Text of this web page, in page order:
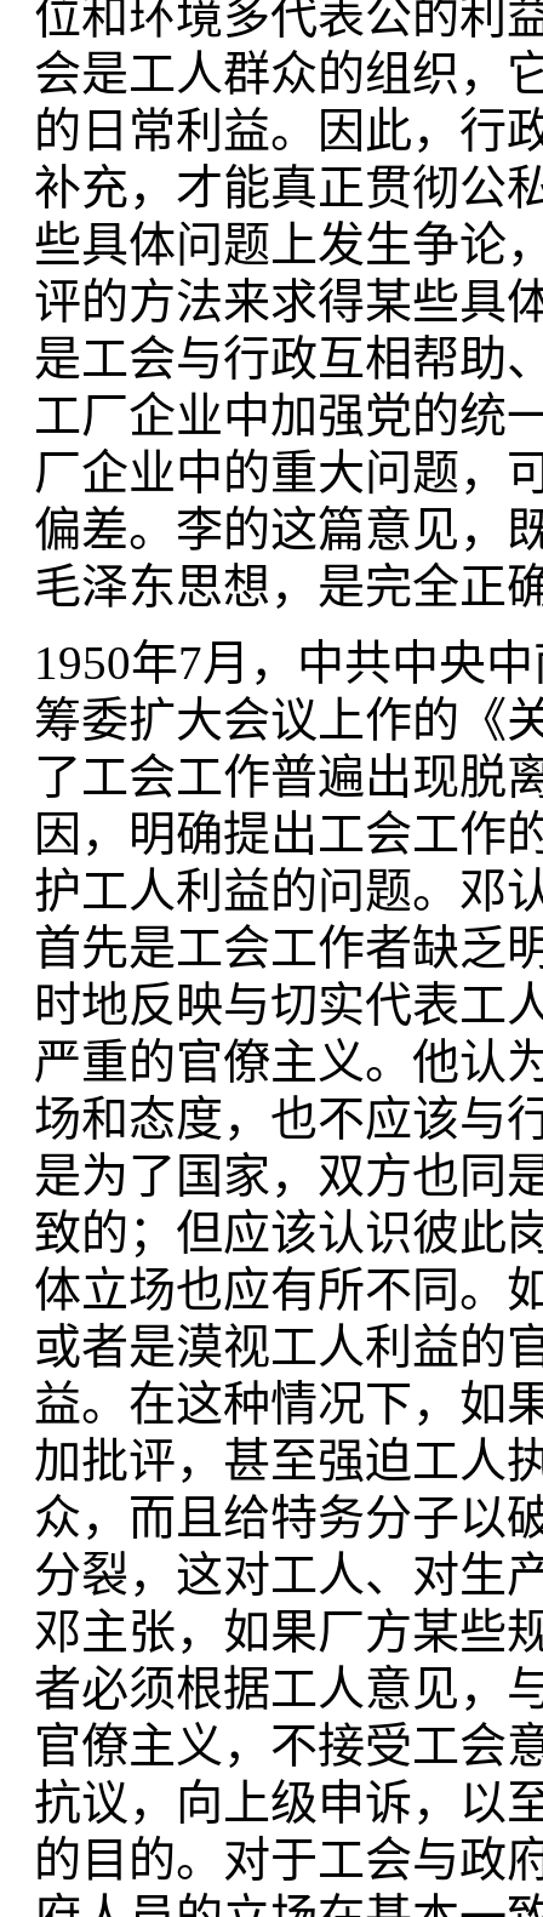
位和环境多代表公的利
会是工人群众的组织，
的日常利益。因此，行
补充，才能真正贯彻公
些具体问题上发生争论
评的方法来求得某些具
是工会与行政互相帮助
工厂企业中加强党的统
厂企业中的重大问题，
偏差。李的这篇意见，
毛泽东思想，是完全正
1950年7月，中共中央
筹委扩大会议上作的《
了工会工作普遍出现脱
因，明确提出工会工作
护工人利益的问题。邓
首先是工会工作者缺乏
时地反映与切实代表工
严重的官僚主义。他认
场和态度，也不应该与
是为了国家，双方也同
致的；但应该认识彼此
体立场也应有所不同。
或者是漠视工人利益的
益。在这种情况下，如
加批评，甚至强迫工人
众，而且给特务分子以
分裂，这对工人、对生
邓主张，如果厂方某些
者必须根据工人意见，
官僚主义，不接受工会
抗议，向上级申诉，以
的目的。对于工会与政